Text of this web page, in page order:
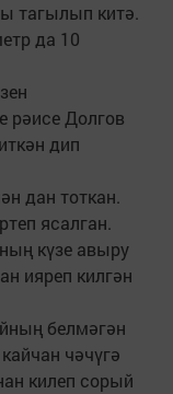
тагылып китә.
да 10
рәисе Долгов
дип
дан тоткан.
ясалган.
күзе авыру
ияреп килгән
белмәгән
чәчүгә
килеп сорый